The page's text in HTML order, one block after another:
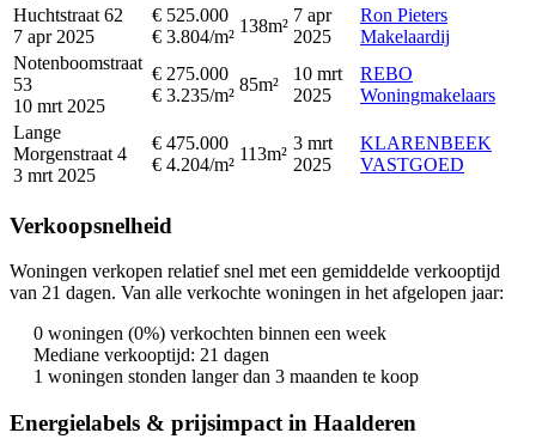
Huchtstraat 62
7 apr 2025
€ 525.000
€ 3.804/m²
138m²
7 apr
2025
Ron Pieters
Makelaardij
Notenboomstraat
53
10 mrt 2025
€ 275.000
€ 3.235/m²
85m²
10 mrt
2025
REBO
Woningmakelaars
Lange
Morgenstraat 4
3 mrt 2025
€ 475.000
€ 4.204/m²
113m²
3 mrt
2025
KLARENBEEK
VASTGOED
Verkoopsnelheid
Woningen verkopen relatief snel met een gemiddelde verkooptijd
van 21 dagen. Van alle verkochte woningen in het afgelopen jaar:
0 woningen (0%) verkochten binnen een week
Mediane verkooptijd: 21 dagen
1 woningen stonden langer dan 3 maanden te koop
Energielabels & prijsimpact in Haalderen